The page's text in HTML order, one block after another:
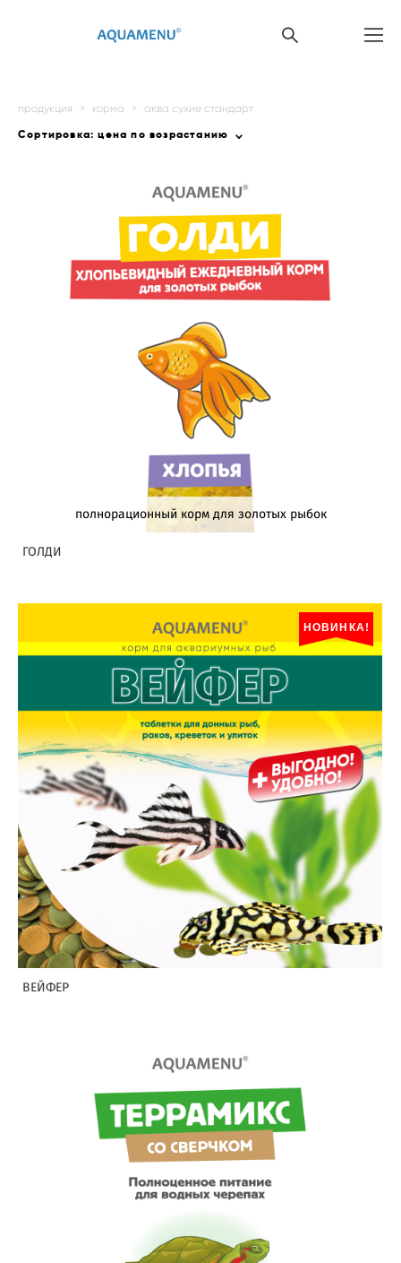
продукция > корма > аква сухие стандарт
Сортировка: цена по возрастанию
полнорационный корм для золотых рыбок
ГОЛДИ
НОВИНКА!
ВЕЙФЕР